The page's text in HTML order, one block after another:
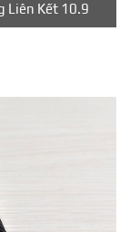
Liên Kết 10.9